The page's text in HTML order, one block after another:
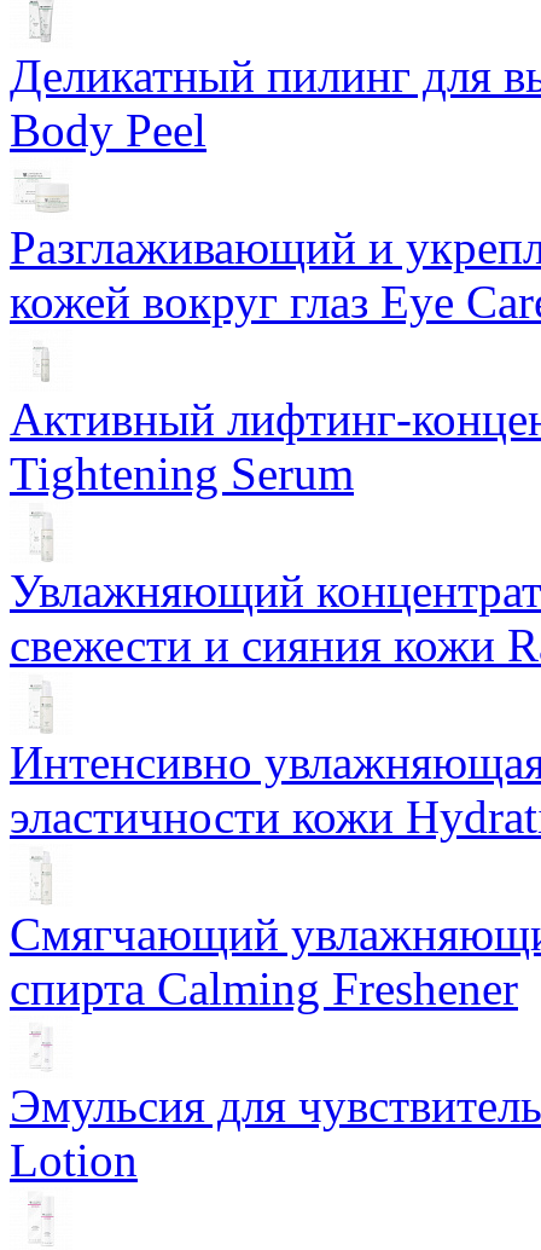
Деликатный пилинг для
Body Peel
Разглаживающий и
кожей вокруг глаз Eye
Активный лифтинг-
Tightening Serum
Увлажняющий
свежести и сияния кожи
Интенсивно
эластичности кожи
Смягчающий
спирта Calming Freshener
Эмульсия для
Lotion